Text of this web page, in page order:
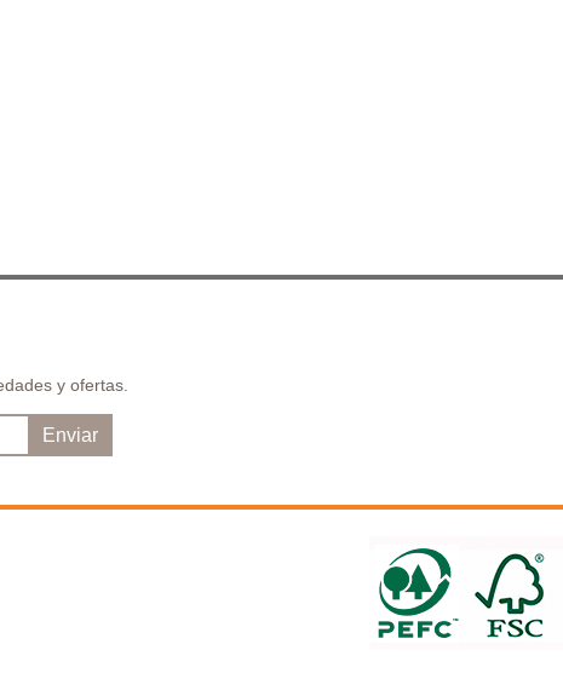
y ofertas.
Enviar